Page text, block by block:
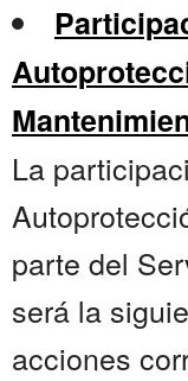
La
parte del
será la
acciones